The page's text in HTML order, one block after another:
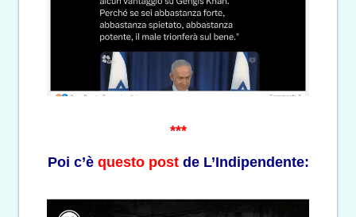
***
Poi c’è questo postde L’Indipendente: